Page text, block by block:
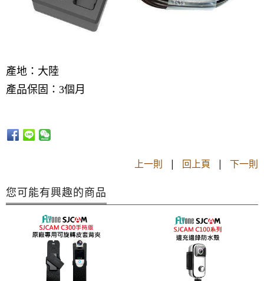
產地：大陸
產品保固：3個月
上一則 | 回上頁 | 下一則
您可能有興趣的商品